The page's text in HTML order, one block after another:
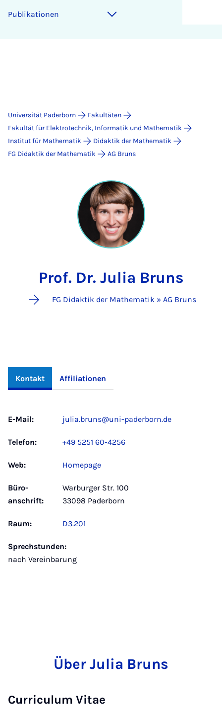
Publikationen
Universität Paderborn
Fakultäten
Fakultät für Elektrotechnik, Informatik und Mathematik
Institut für Mathematik
Didaktik der Mathematik
FG Didaktik der Mathematik
AG Bruns
Prof. Dr. Julia Bruns
FG Didaktik der Mathematik » AG Bruns
Kontakt Affiliationen
E-Mail: julia.bruns@uni-paderborn.de
Telefon: +49 5251 60-4256
Web: Homepage
Büro­
anschrift:
Warburger Str. 100
33098 Paderborn
Raum: D3.201
Sprechstunden:
nach Vereinbarung
Über Julia Bruns
Curriculum Vitae